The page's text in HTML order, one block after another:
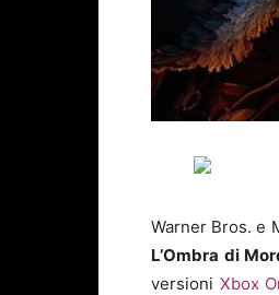
Warner Bros. e
L’Ombra di
versioni Xbox